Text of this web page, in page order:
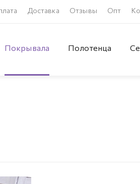
Доставка Отзывы Опт
Покрывала Полотенца